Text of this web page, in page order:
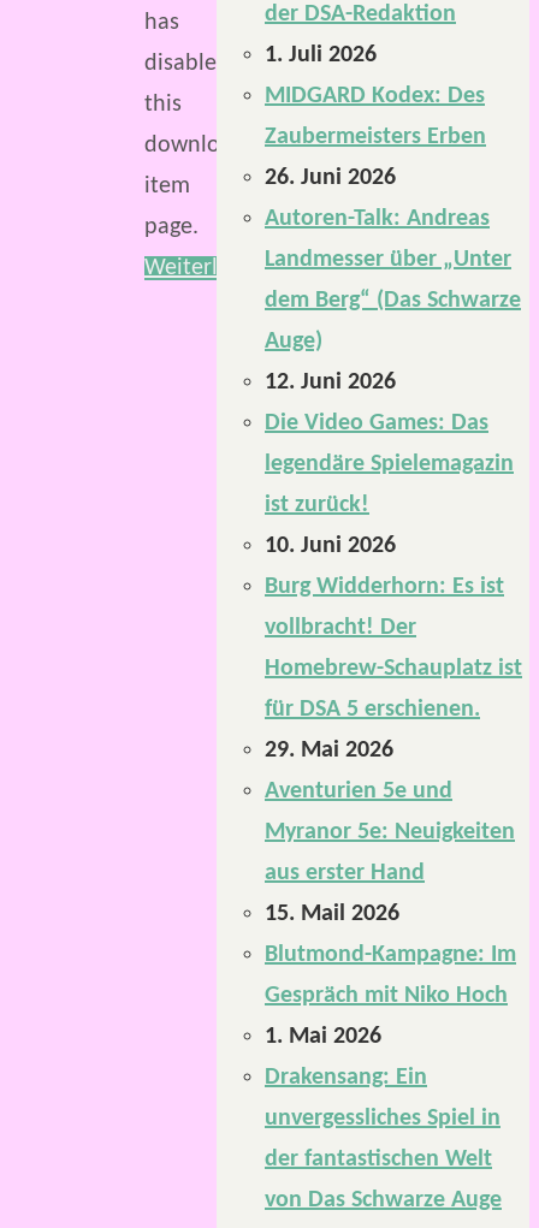
has
disabled
this
download
item
page.
Weiterlesen
der DSA-Redaktion
1. Juli 2026
MIDGARD Kodex: Des
Zaubermeisters Erben
26. Juni 2026
Autoren-Talk: Andreas
Landmesser über „Unter
dem Berg“ (Das Schwarze
Auge)
12. Juni 2026
Die Video Games: Das
legendäre Spielemagazin
ist zurück!
10. Juni 2026
Burg Widderhorn: Es ist
vollbracht! Der
Homebrew-Schauplatz ist
für DSA 5 erschienen.
29. Mai 2026
Aventurien 5e und
Myranor 5e: Neuigkeiten
aus erster Hand
15. Mail 2026
Blutmond-Kampagne: Im
Gespräch mit Niko Hoch
1. Mai 2026
Drakensang: Ein
unvergessliches Spiel in
der fantastischen Welt
von Das Schwarze Auge